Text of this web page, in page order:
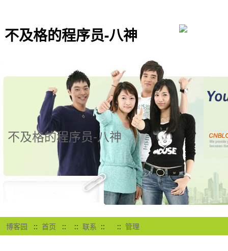
不及格的程序员-八神
不及格的程序员-八神
博客园 :: 首页 :: :: 联系 :: :: 管理